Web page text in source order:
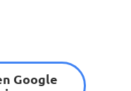
Google